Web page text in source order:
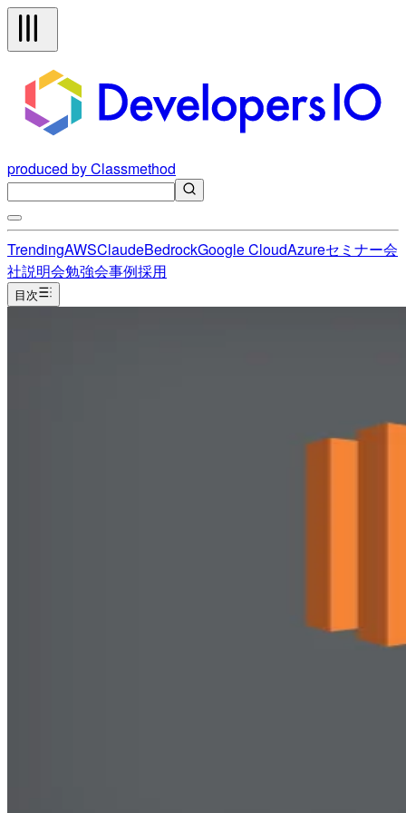
produced by Classmethod
TrendingAWSClaudeBedrockGoogle CloudAzureセミナー会
社説明会勉強会事例採用
目次